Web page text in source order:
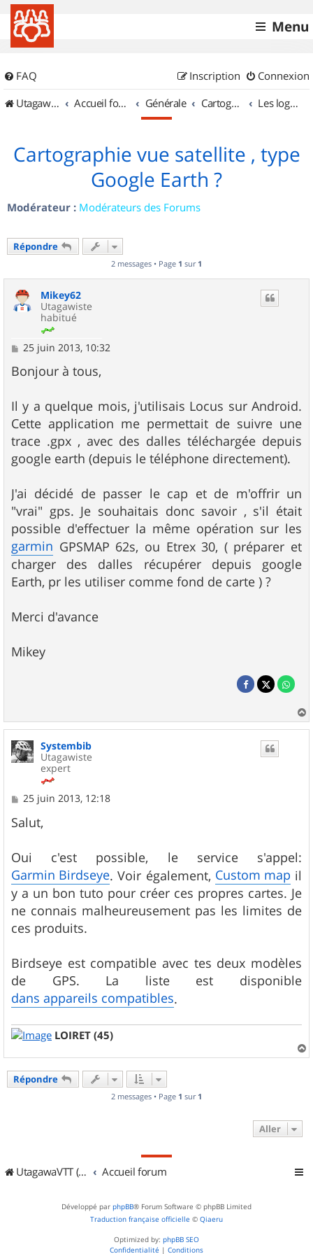
Menu
FAQ Connexion
Inscription
UtagawaVTT (Randos VTT et VTTAE avec traces GPS)
Accueil forum Générale Cartographie et GPS Les logiciels
Cartographie vue satellite , type
Google Earth ?
Modérateur : Modérateurs des Forums
Répondre
2 messages • Page 1 sur 1
Mikey62
Utagawiste
habitué
M
s
s
g
e
25 juin 2013, 10:32
Bonjour à tous,
Il y a quelque mois, j'utilisais Locus sur Android.
Cette application me permettait de suivre une
trace .gpx , avec des dalles téléchargée depuis
google earth (depuis le téléphone directement).
J'ai décidé de passer le cap et de m'offrir un
"vrai" gps. Je souhaitais donc savoir , s'il était
possible d'effectuer la même opération sur les
garmin GPSMAP 62s, ou Etrex 30, ( préparer et
charger des dalles récupérer depuis google
Earth, pr les utiliser comme fond de carte ) ?
Merci d'avance
Mikey
a
Systembib
Utagawiste
expert
M
s
s
g
e
25 juin 2013, 12:18
Salut,
Oui c'est possible, le service s'appel:
Garmin Birdseye. Voir également, Custom map il
y a un bon tuto pour créer ces propres cartes. Je
ne connais malheureusement pas les limites de
ces produits.
Birdseye est compatible avec tes deux modèles
de GPS. La liste est disponible
dans appareils compatibles.
LOIRET (45)
a
Répondre
2 messages • Page 1 sur 1
Aller
UtagawaVTT (Randos VTT et VTTAE avec traces GPS) Accueil forum
Développé par phpBB® Forum Software © phpBB Limited
Traduction française officielle © Qiaeru
Optimized by: phpBB SEO
Confidentialité | Conditions